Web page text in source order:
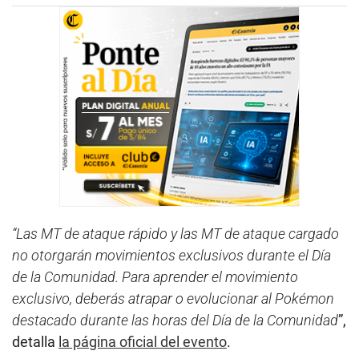
“Las MT de ataque rápido y las MT de ataque cargado
no otorgarán movimientos exclusivos durante el Día
de la Comunidad. Para aprender el movimiento
exclusivo, deberás atrapar o evolucionar al Pokémon
destacado durante las horas del Día de la Comunidad”,
detalla la página oficial del evento.